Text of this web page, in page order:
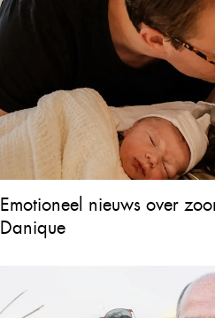
Emotioneel nieuws over
Danique